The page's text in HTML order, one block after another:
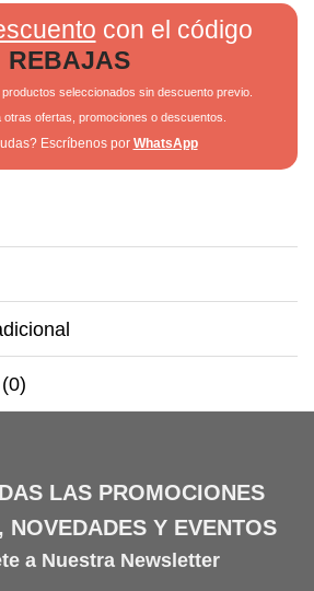
con el código
REBAJAS
seleccionados sin descuento previo.
otras ofertas, promociones o descuentos.
Escríbenos por WhatsApp
LAS PROMOCIONES
NOVEDADES Y EVENTOS
a Nuestra Newsletter